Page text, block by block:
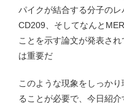
パイクが結合する分子の
CD209、そしてなんと
ことを示す論文が発表さ
は重要だ
このような現象をしっか
ることが必要で、今日紹